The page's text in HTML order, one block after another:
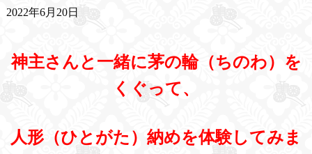
2022年6月20日
神主さんと一緒に茅の輪（ちのわ）を
くぐって、
人形（ひとがた）納めを体験してみま